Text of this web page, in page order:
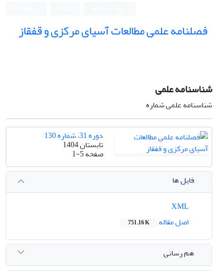
فصلنامه علمی مطالعات آسیای مرکزی و قفقاز
شناسنامه علمی
شناسنامه علمی شماره
دوره 31، شماره 130
تابستان 1404
صفحه1-5
فایل ها
اصل مقاله
751.16 K
هم رسانی